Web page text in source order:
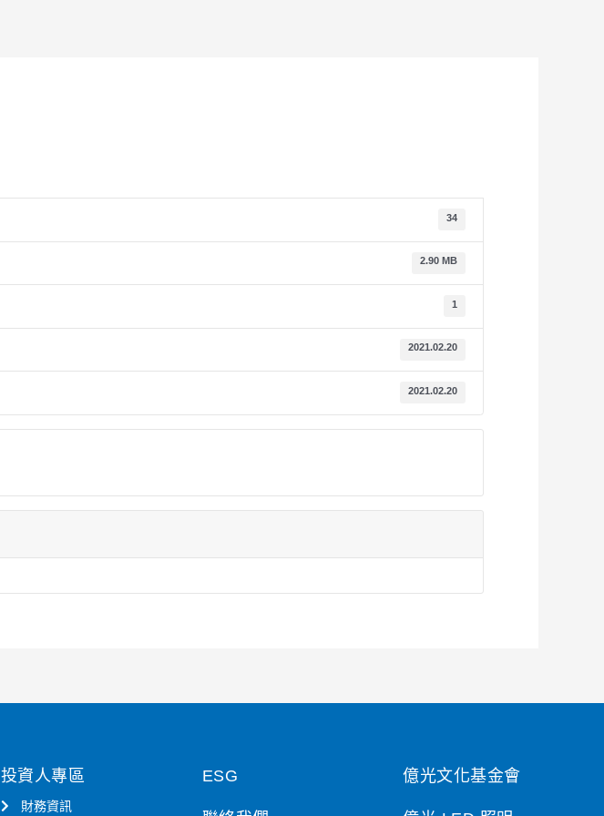
34
2.90 MB
1
2021.02.20
2021.02.20
投資人專區
財務資訊
ESG 億光文化基金會